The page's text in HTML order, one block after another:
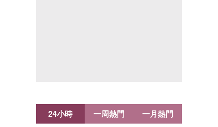
24小時 一周熱門 一月熱門